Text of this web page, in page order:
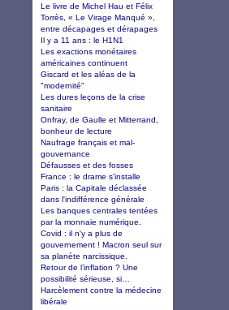
Le livre de Michel Hau et Félix
Torrès, « Le Virage Manqué »,
entre décapages et dérapages
Il y a 11 ans : le H1N1
Les exactions monétaires
américaines continuent
Giscard et les aléas de la
"modernité"
Les dures leçons de la crise
sanitaire
Onfray, de Gaulle et Mitterrand,
bonheur de lecture
Naufrage français et mal-
gouvernance
Défausses et des fosses
France : le drame s'installe
Paris : la Capitale déclassée
dans l'indifférence générale
Les banques centrales tentées
par la monnaie numérique.
Covid : il n'y a plus de
gouvernement ! Macron seul sur
sa planète narcissique.
Retour de l’inflation ? Une
possibilité sérieuse, si…
Harcèlement contre la médecine
libérale